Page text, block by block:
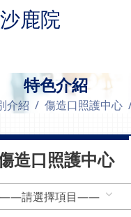
特色介紹
介紹 傷造口照護中心
造口照護中心
——請選擇項目——